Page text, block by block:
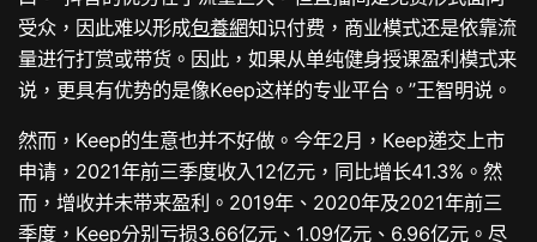
受众，因此难以形成包養網知识付费，商业模式还是依靠流
量进行打赏或带货。因此，如果从单纯健身授课盈利模式来
说，更具有优势的是像Keep这样的专业平台。”王智明说。
然而，Keep的生意也并不好做。今年2月，Keep递交上市
申请，2021年前三季度收入12亿元，同比增长41.3%。然
而，增收并未带来盈利。2019年、2020年及2021年前三
季度，Keep分别亏损3.66亿元、1.09亿元、6.96亿元。尽